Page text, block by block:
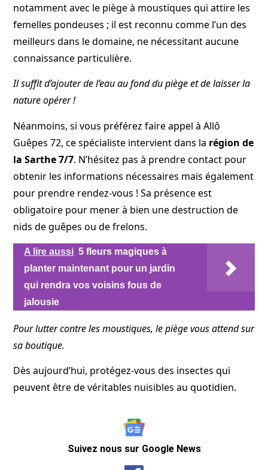
notamment avec le piège à moustiques qui attire les
femelles pondeuses ; il est reconnu comme l’un des
meilleurs dans le domaine, ne nécessitant aucune
connaissance particulière.
Il suffit d’ajouter de l’eau au fond du piège et de laisser la
nature opérer !
Néanmoins, si vous préférez faire appel à Allô
Guêpes 72, ce spécialiste intervient dans la région de
la Sarthe 7/7. N’hésitez pas à prendre contact pour
obtenir les informations nécessaires mais également
pour prendre rendez-vous ! Sa présence est
obligatoire pour mener à bien une destruction de
nids de guêpes ou de frelons.
A lire aussi 5 fleurs magiques à
planter maintenant pour un jardin
qui rendra vos voisins fous de
jalousie
Pour lutter contre les moustiques, le piège vous attend sur
sa boutique.
Dès aujourd’hui, protégez-vous des insectes qui
peuvent être de véritables nuisibles au quotidien.
Suivez nous sur Google News